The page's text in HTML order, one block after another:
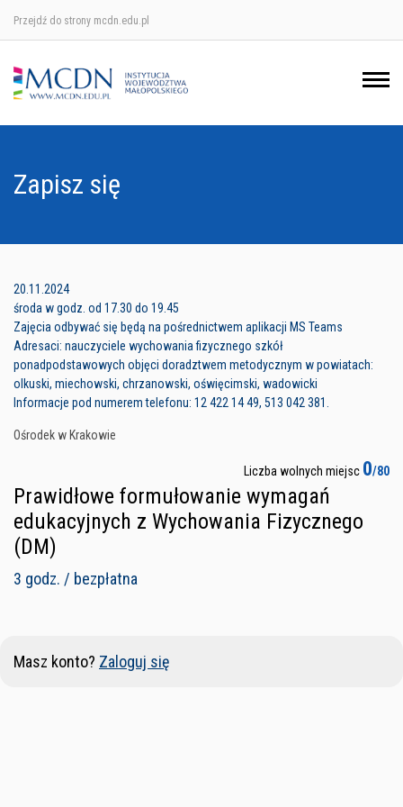
Przejdź do strony mcdn.edu.pl
Zapisz się
20.11.2024
środa w godz. od 17.30 do 19.45
Zajęcia odbywać się będą na pośrednictwem aplikacji MS Teams
Adresaci: nauczyciele wychowania fizycznego szkół
ponadpodstawowych objęci doradztwem metodycznym w powiatach:
olkuski, miechowski, chrzanowski, oświęcimski, wadowicki
Informacje pod numerem telefonu: 12 422 14 49, 513 042 381.
Ośrodek w Krakowie
Liczba wolnych miejsc 0/80
Prawidłowe formułowanie wymagań
edukacyjnych z Wychowania Fizycznego
(DM)
3 godz. / bezpłatna
Masz konto? Zaloguj się
Ośrodek w Krakowie
Ośrodek w Nowym Sączu
Ośrodek w Tarnowie